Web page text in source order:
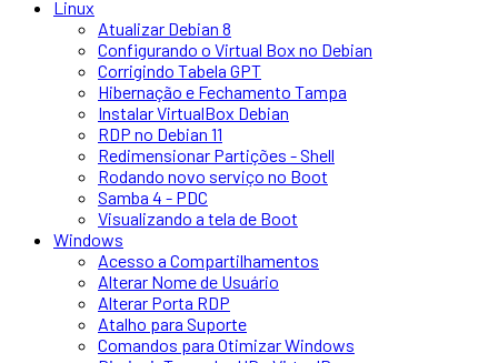
Linux
Atualizar Debian 8
Configurando o Virtual Box no Debian
Corrigindo Tabela GPT
Hibernação e Fechamento Tampa
Instalar VirtualBox Debian
RDP no Debian 11
Redimensionar Partições - Shell
Rodando novo serviço no Boot
Samba 4 - PDC
Visualizando a tela de Boot
Windows
Acesso a Compartilhamentos
Alterar Nome de Usuário
Alterar Porta RDP
Atalho para Suporte
Comandos para Otimizar Windows